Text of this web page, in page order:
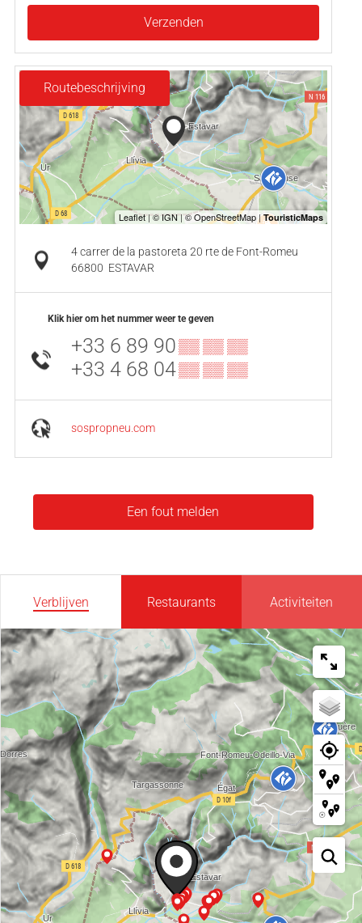
Verzenden
Routebeschrijving
4 carrer de la pastoreta 20 rte de Font-Romeu
66800 ESTAVAR
Klik hier om het nummer weer te geven
+33 6 89 90▒▒ ▒▒ ▒▒
+33 4 68 04▒▒ ▒▒ ▒▒
sospropneu.com
Een fout melden
Verblijven Restaurants Activiteiten